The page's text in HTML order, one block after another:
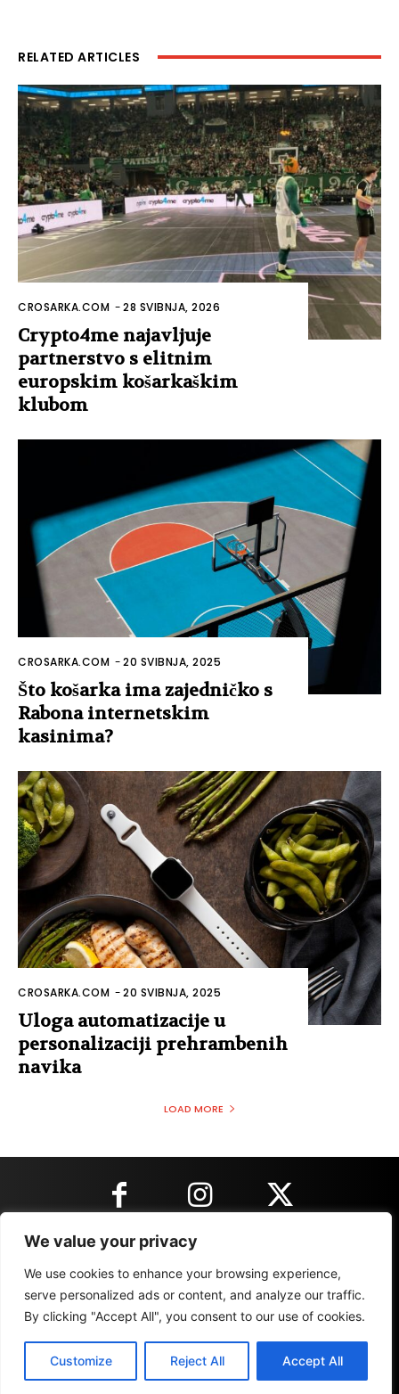
We value your privacy
We use cookies to enhance your browsing experience,
serve personalized ads or content, and analyze our traffic.
By clicking "Accept All", you consent to our use of cookies.
Customize Reject All Accept All
RELATED ARTICLES
CROSARKA.COM -28 SVIBNJA, 2026
Crypto4me najavljuje
partnerstvo s elitnim
europskim košarkaškim
klubom
CROSARKA.COM -20 SVIBNJA, 2025
Što košarka ima zajedničko s
Rabona internetskim
kasinima?
CROSARKA.COM -20 SVIBNJA, 2025
Uloga automatizacije u
personalizaciji prehrambenih
navika
LOAD MORE
KONTAKT INFORMACIJE
IMPRESSUM MARKETING REZULTATI